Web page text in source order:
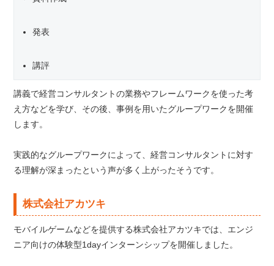
発表
講評
講義で経営コンサルタントの業務やフレームワークを使った考
え方などを学び、その後、事例を用いたグループワークを開催
します。
実践的なグループワークによって、経営コンサルタントに対す
る理解が深まったという声が多く上がったそうです。
株式会社アカツキ
モバイルゲームなどを提供する株式会社アカツキでは、エンジ
ニア向けの体験型1dayインターンシップを開催しました。